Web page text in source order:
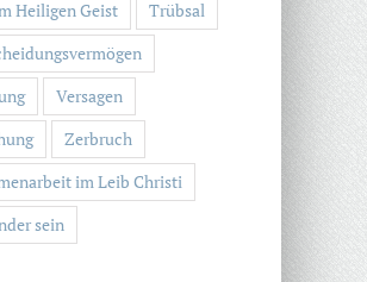
Heiligen Geist
Trübsal
Versagen
Zerbruch
im Leib Christi
sein